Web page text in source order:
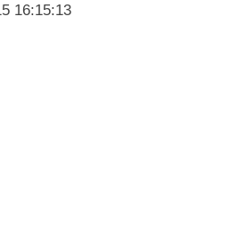
16:15:13